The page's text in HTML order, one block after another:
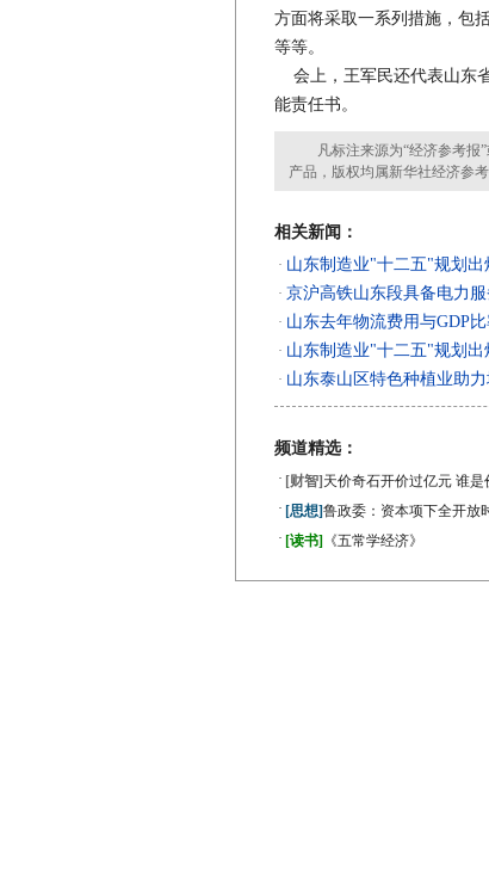
方面将采取一系列措施，包
等等。
会上，王军民还代表山东
能责任书。
凡标注来源为“经济参考报”
产品，版权均属新华社经济参
相关新闻：
· 山东制造业"十二五"规划出
· 京沪高铁山东段具备电力
· 山东去年物流费用与GDP
· 山东制造业"十二五"规划
· 山东泰山区特色种植业助
频道精选：
· [财智] 天价奇石开价过亿元 谁是
· [思想]鲁政委：资本项下全开放
· [读书] 《五常学经济》